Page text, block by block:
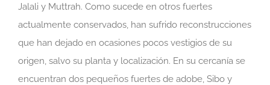
Jalali y Muttrah. Como sucede en otros fuertes
actualmente conservados, han sufrido reconstrucciones
que han dejado en ocasiones pocos vestigios de su
origen, salvo su planta y localización. En su cercanía se
encuentran dos pequeños fuertes de adobe, Sibo y